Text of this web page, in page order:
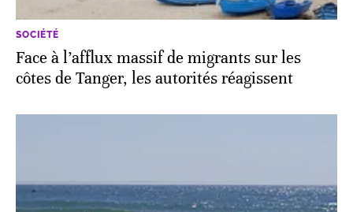
SOCIÉTÉ
Face à l’afflux massif de migrants sur les
côtes de Tanger, les autorités réagissent